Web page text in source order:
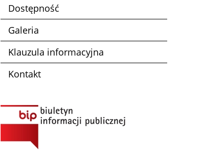
Dostępność
Galeria
Klauzula informacyjna
Kontakt